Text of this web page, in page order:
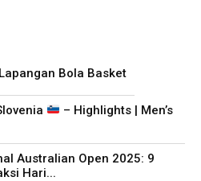
Bola Basket
– Highlights | Men’s
Australian Open 2025: 9
Hari...